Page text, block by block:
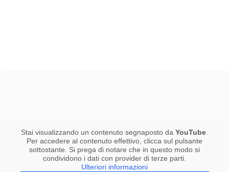
Stai visualizzando un contenuto segnaposto da YouTube.
Per accedere al contenuto effettivo, clicca sul pulsante
sottostante. Si prega di notare che in questo modo si
condividono i dati con provider di terze parti.
Ulteriori informazioni